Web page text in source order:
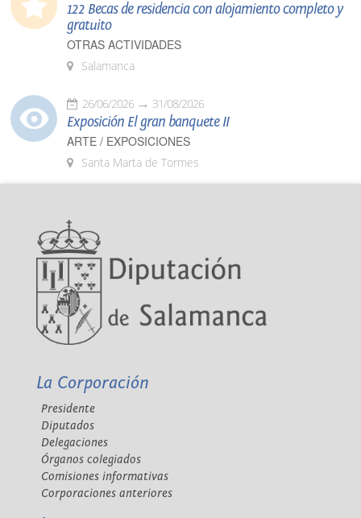
122 Becas de residencia con alojamiento completo y
gratuito
OTRAS ACTIVIDADES
Salamanca
26/06/2026 31/08/2026
Exposición El gran banquete II
ARTE / EXPOSICIONES
Santa Marta de Tormes
La Corporación
Presidente
Diputados
Delegaciones
Órganos colegiados
Comisiones informativas
Corporaciones anteriores